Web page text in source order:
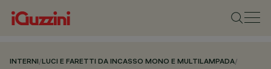
INTERNI/LUCI E FARETTI DA INCASSO MONO E MULTILAMPADA/